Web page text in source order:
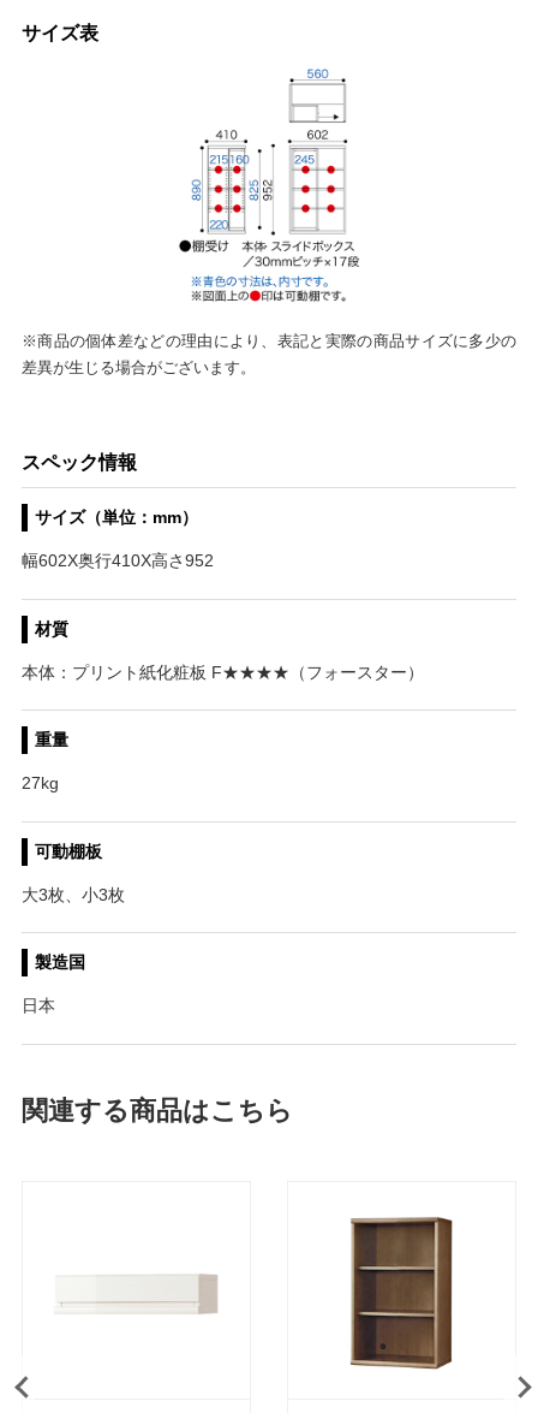
サイズ表
※商品の個体差などの理由により、表記と実際の商品サイズに多少の
差異が生じる場合がございます。
スペック情報
サイズ（単位：mm）
幅602X奥行410X高さ952
材質
本体：プリント紙化粧板 F★★★★（フォースター）
重量
27kg
可動棚板
大3枚、小3枚
製造国
日本
関連する商品はこちら